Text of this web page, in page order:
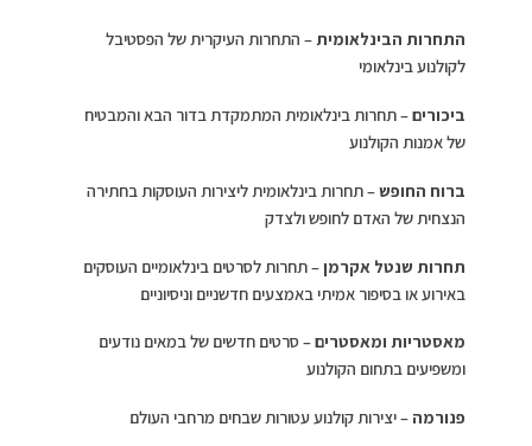
התחרות הבינלאומית– התחרות העיקרית של הפסטיבל
לקולנוע בינלאומי
ביכורים– תחרות בינלאומית המתמקדת בדור הבא והמבטיח
של אמנות הקולנוע
ברוח החופש– תחרות בינלאומית ליצירות העוסקות בחתירה
הנצחית של האדם לחופש ולצדק
תחרות שנטל אקרמן – תחרות לסרטים בינלאומיים העוסקים
באירוע או בסיפור אמיתי באמצעים חדשניים וניסיוניים
מאסטריות ומאסטרים– סרטים חדשים של במאים נודעים
ומשפיעים בתחום הקולנוע
פנורמה – יצירות קולנוע עטורות שבחים מרחבי העולם